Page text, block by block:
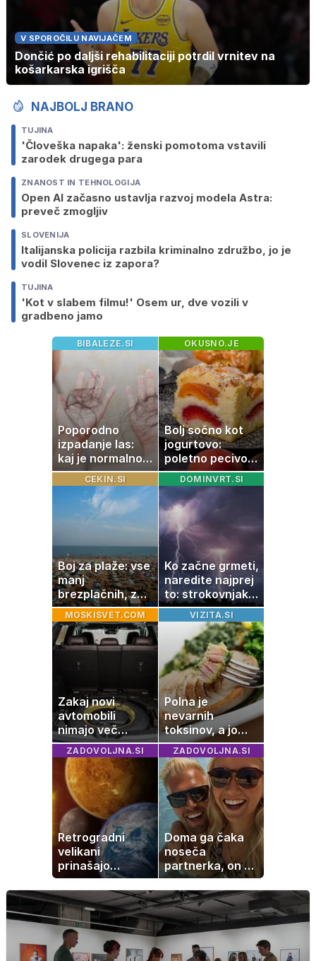
V SPOROČILU NAVIJAČEM
Dončić po daljši rehabilitaciji potrdil vrnitev na
košarkarska igrišča
NAJBOLJ BRANO
TUJINA
'Človeška napaka': ženski pomotoma vstavili
zarodek drugega para
ZNANOST IN TEHNOLOGIJA
Open AI začasno ustavlja razvoj modela Astra:
preveč zmogljiv
SLOVENIJA
Italijanska policija razbila kriminalno združbo, jo je
vodil Slovenec iz zapora?
TUJINA
'Kot v slabem filmu!' Osem ur, dve vozili v
gradbeno jamo
BIBALEZE.SI
Poporodno
izpadanje las:
kaj je normalno
in kako si
pomagati
OKUSNO.JE
Bolj sočno kot
jogurtovo:
poletno pecivo,
ki vedno uspe
CEKIN.SI
Boj za plaže: vse
manj
brezplačnih, za
ležalnik in
senčnik tudi več
kot 40 evrov
DOMINVRT.SI
Ko začne grmeti,
naredite najprej
to: strokovnjaki
opozarjajo na
pogosto napako
MOSKISVET.COM
Zakaj novi
avtomobili
nimajo več
rezervne gume?
VIZITA.SI
Polna je
nevarnih
toksinov, a jo
imamo vsi radi:
to je najbolj
nezdrava riba, ki
jo mnogi redno
uživajo
ZADOVOLJNA.SI
Retrogradni
velikani
prinašajo
pomembne
premike – kaj
pomeni, da so
Saturn, Neptun
in Pluton hkrati
retrogradni?
ZADOVOLJNA.SI
Doma ga čaka
noseča
partnerka, on pa
dopustuje z
drugo